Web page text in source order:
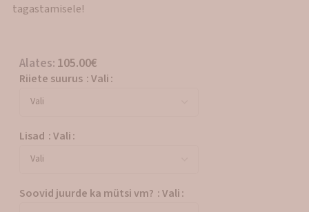
tagastamisele!
Alates: 105.00€
Riiete suurus :Vali
Lisad :Vali
Soovid juurde ka mütsi vm? :Vali